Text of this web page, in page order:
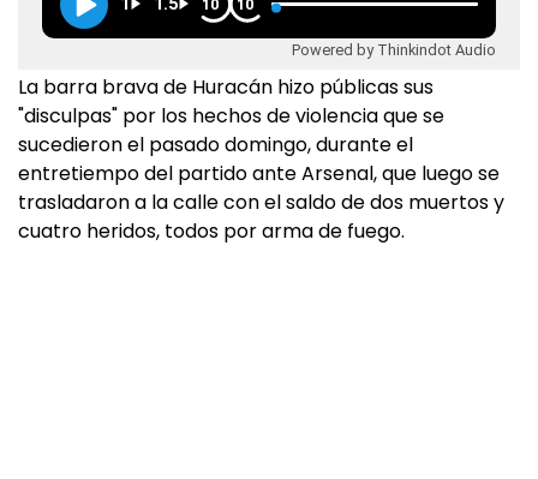
10 10
Powered by Thinkindot Audio
La barra brava de Huracán hizo públicas sus
"disculpas" por los hechos de violencia que se
sucedieron el pasado domingo, durante el
entretiempo del partido ante Arsenal, que luego se
trasladaron a la calle con el saldo de dos muertos y
cuatro heridos, todos por arma de fuego.